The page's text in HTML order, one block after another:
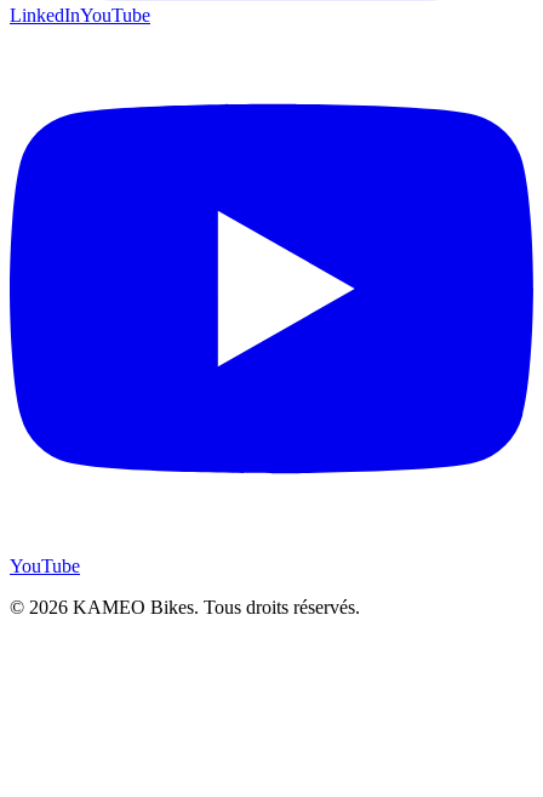
LinkedInYouTube
YouTube
© 2026 KAMEO Bikes. Tous droits réservés.